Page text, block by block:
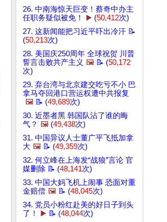
26. 中南海惊天巨变！蔡奇中办主
任职务疑似被免！
▶️ (50,412次)
27. 这新闻能把习近平吓出冷汗 📝
(50,213次)
28. 美国庆250周年 全球祝贺 川普
誓言击败共产主义 🖼️ 📝 (50,172
次)
29. 弃台湾与北京建交吃亏不小 巴
拿马夺回港口营运权遭中共报复
🖼️ 📝 (49,689次)
30. 近墨者黑 韩国队沾了谁的晦
气？ 🖼️ (49,438次)
31. 中国异议人士董广平飞抵加拿
大 🖼️ 📝 (49,359次)
32. 何立峰在上海发“战狼”言论 官
媒删除 📝 (48,141次)
33. 中国大妈飞机上闹事 恐面对重
金赔偿 🖼️ 📝 (48,045次)
34. 党员小粉红赴美的好日子到头
了！
▶️ 📝 (48,044次)